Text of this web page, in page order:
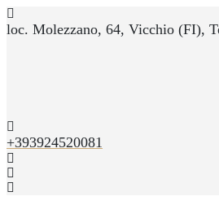
Skip
to
loc. Molezzano, 64, Vicchio (FI),
+393924520081